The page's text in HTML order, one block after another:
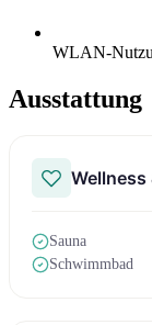
WLAN-
Ausstattung
Wellness
Sauna
Schwimmbad